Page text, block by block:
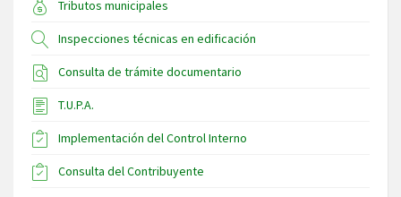
Tributos municipales
Inspecciones técnicas en edificación
Consulta de trámite documentario
T.U.P.A.
Implementación del Control Interno
Consulta del Contribuyente